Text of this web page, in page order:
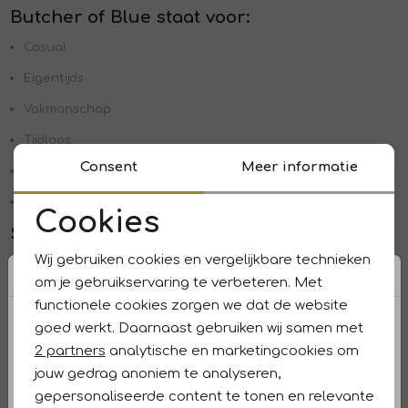
Butcher of Blue staat voor:
Casual
Eigentijds
Vakmanschap
Tijdloos
Mix & match
Stoere en veelzijdige herenkleding
Butcher of Blue onderscheidt zich door tijdloze mode met
een moderne uitstraling. De collecties bestaan uit veelzijdige
kledingstukken die je moeiteloos het hele jaar door draagt
en eenvoudig met elkaar kunt mixen en matchen. Elk item is
gemaakt met oog voor detail en echt vakmanschap, wat
zorgt voor een hoogwaardige kwaliteit en een lange
levensduur. De stijl van Butcher of Blue is voornamelijk
casual en stoer, maar tegelijkertijd verfijnd genoeg om te
dragen bij uiteenlopende gelegenheden.
Noodzakelijke cookies
Personalisatie cookies
Analytische cookies
Marketing cookies
Consent Meer informatie
Cookies
Wij gebruiken cookies en vergelijkbare technieken
om je gebruikservaring te verbeteren. Met
functionele cookies zorgen we dat de website
goed werkt. Daarnaast gebruiken wij samen met
2 partners analytische en marketingcookies om
jouw gedrag anoniem te analyseren,
gepersonaliseerde content te tonen en relevante